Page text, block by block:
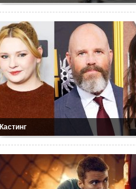
Кастинг